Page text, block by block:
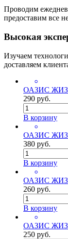
Проводим
предоставим все
Высокая
Изучаем
доставляем
ОАЗИС
290 руб.
В корзину
ОАЗИС
380 руб.
В корзину
ОАЗИС
260 руб.
В корзину
ОАЗИС
250 руб.